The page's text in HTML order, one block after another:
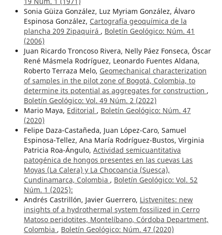
Sonia Güiza González, Luz Myriam González, Álvaro
Espinosa González, Cartografía geoquímica de la
plancha 209 Zipaquirá , Boletín Geológico: Núm. 41
(2006)
Juan Ricardo Troncoso Rivera, Nelly Páez Fonseca, Óscar
René Másmela Rodríguez, Leonardo Fuentes Aldana,
Roberto Terraza Melo, Geomechanical characterization
of samples in the pilot zone of Bogotá, Colombia, to
determine its potential as aggregates for construction ,
Boletín Geológico: Vol. 49 Núm. 2 (2022)
Mario Maya, Editorial , Boletín Geológico: Núm. 47
(2020)
Felipe Daza-Castañeda, Juan López-Caro, Samuel
Espinosa-Tellez, Ana María Rodríguez-Bustos, Virginia
Patricia Roa-Ángulo, Actividad semicuantitativa
patogénica de hongos presentes en las cuevas Las
Moyas (La Calera) y La Chocoancia (Suesca),
Cundinamarca, Colombia , Boletín Geológico: Vol. 52
Núm. 1 (2025):
Andrés Castrillón, Javier Guerrero, Listvenites: new
insights of a hydrothermal system fossilized in Cerro
Matoso peridotites, Montelíbano, Córdoba Department,
Colombia , Boletín Geológico: Núm. 47 (2020)